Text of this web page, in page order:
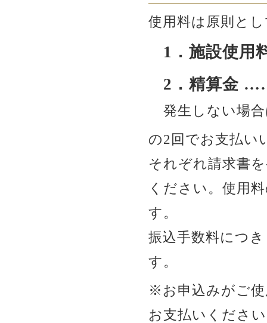
使用料は原則と
1．施設使用
2．精算金
発生しない場
の2回でお支払い
それぞれ請求書
ください。使用
す。
振込手数料につ
す。
※お申込みがご使
お支払いくださ